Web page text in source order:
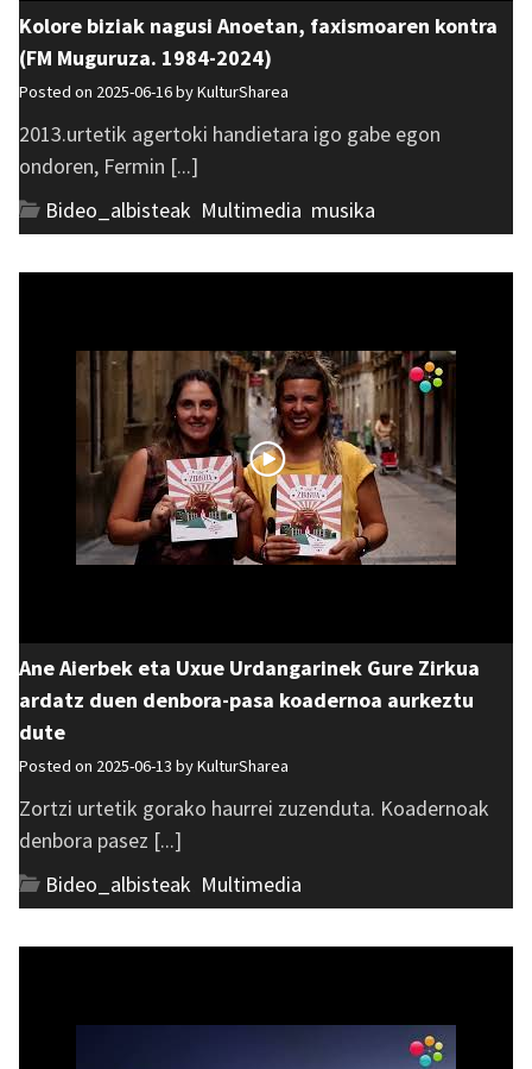
Kolore biziak nagusi Anoetan, faxismoaren kontra
(FM Muguruza. 1984-2024)
Posted on 2025-06-16 byKulturSharea
2013.urtetik agertoki handietara igo gabe egon
ondoren, Fermin [...]
Bideo_albisteak Multimedia musika
Ane Aierbek eta Uxue Urdangarinek Gure Zirkua
ardatz duen denbora-pasa koadernoa aurkeztu
dute
Posted on 2025-06-13 byKulturSharea
Zortzi urtetik gorako haurrei zuzenduta. Koadernoak
denbora pasez [...]
Bideo_albisteak Multimedia